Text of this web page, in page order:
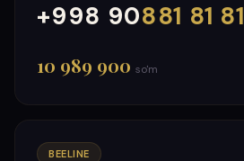
+998 90881 81 81
000
999
10 989 900 so'm
BEELINE